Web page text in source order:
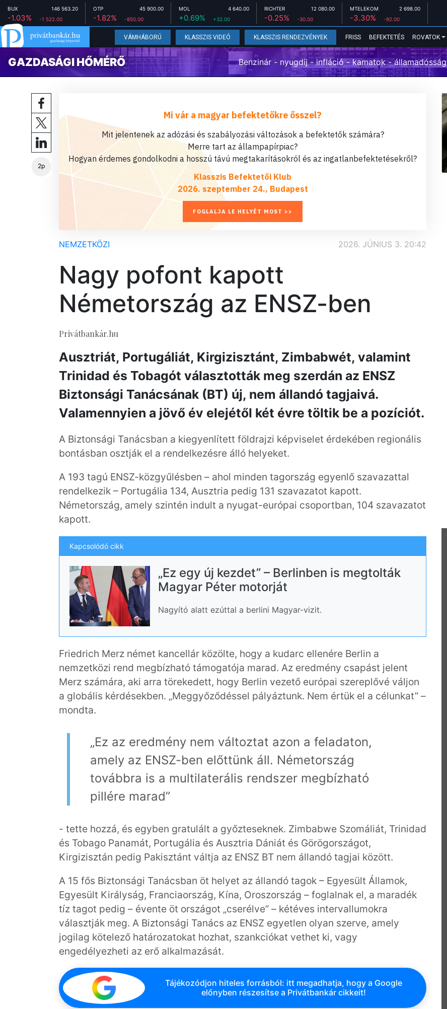
BUX 146 563.20
-1.03% -1 522.00
OTP 45 900.00
-1.82% -850.00
MOL 4 640.00
+0.69% +32.00
RICHTER 12 080.00
-0.25% -30.00
MTELEKOM 2 698.00
-3.30% -92.00
VÁMHÁBORÚ KLASSZIS VIDEÓ KLASSZIS RENDEZVÉNYEK FRISS BEFEKTETÉS ROVATOK
GAZDASÁGI HŐMÉRŐ Benzinár - nyugdíj - infláció - kamatok - államadósság
2p
Mi vár a magyar befektetőkre ősszel?
Mit jelentenek az adózási és szabályozási változások a befektetők számára?
Merre tart az állampapírpiac?
Hogyan érdemes gondolkodni a hosszú távú megtakarításokról és az ingatlanbefektetésekről?
Klasszis Befektetői Klub
2026. szeptember 24., Budapest
FOGLALJA LE HELYÉT MOST >>
NEMZETKÖZI 2026. JÚNIUS 3. 20:42
Nagy pofont kapott
Németország az ENSZ-ben
Privátbankár.hu
Ausztriát, Portugáliát, Kirgizisztánt, Zimbabwét, valamint
Trinidad és Tobagót választották meg szerdán az ENSZ
Biztonsági Tanácsának (BT) új, nem állandó tagjaivá.
Valamennyien a jövő év elejétől két évre töltik be a pozíciót.
A Biztonsági Tanácsban a kiegyenlített földrajzi képviselet érdekében regionális
bontásban osztják el a rendelkezésre álló helyeket.
A 193 tagú ENSZ-közgyűlésben – ahol minden tagország egyenlő szavazattal
rendelkezik – Portugália 134, Ausztria pedig 131 szavazatot kapott.
Németország, amely szintén indult a nyugat-európai csoportban, 104 szavazatot
kapott.
Kapcsolódó cikk
„Ez egy új kezdet” – Berlinben is megtolták
Magyar Péter motorját
Nagyító alatt ezúttal a berlini Magyar-vizit.
Friedrich Merz német kancellár közölte, hogy a kudarc ellenére Berlin a
nemzetközi rend megbízható támogatója marad. Az eredmény csapást jelent
Merz számára, aki arra törekedett, hogy Berlin vezető európai szereplővé váljon
a globális kérdésekben. „Meggyőződéssel pályáztunk. Nem értük el a célunkat” –
mondta.
„Ez az eredmény nem változtat azon a feladaton,
amely az ENSZ-ben előttünk áll. Németország
továbbra is a multilaterális rendszer megbízható
pillére marad”
- tette hozzá, és egyben gratulált a győzteseknek. Zimbabwe Szomáliát, Trinidad
és Tobago Panamát, Portugália és Ausztria Dániát és Görögországot,
Kirgizisztán pedig Pakisztánt váltja az ENSZ BT nem állandó tagjai között.
A 15 fős Biztonsági Tanácsban öt helyet az állandó tagok – Egyesült Államok,
Egyesült Királyság, Franciaország, Kína, Oroszország – foglalnak el, a maradék
tíz tagot pedig – évente öt országot „cserélve” – kétéves intervallumokra
választják meg. A Biztonsági Tanács az ENSZ egyetlen olyan szerve, amely
jogilag kötelező határozatokat hozhat, szankciókat vethet ki, vagy
engedélyezheti az erő alkalmazását.
Tájékozódjon hiteles forrásból: itt megadhatja, hogy a Google
előnyben részesítse a Privátbankár cikkeit!